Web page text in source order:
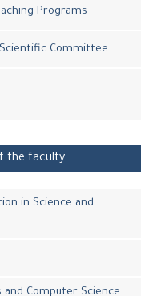
Programs
Committee
the faculty
in Science and
Computer Science